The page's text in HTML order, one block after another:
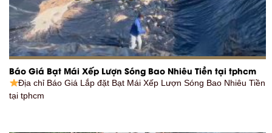
Báo Giá Bạt Mái Xếp Lượn Sóng Bao Nhiêu Tiền tại tphcm
Địa chỉ Báo Giá Lắp đặt Bạt Mái Xếp Lượn Sóng Bao Nhiêu Tiền
tại tphcm